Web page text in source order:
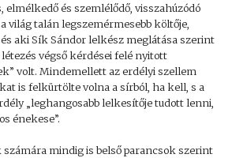
elmélkedő és szemlélődő, visszahúzódó
világ talán legszemérmesebb költője,
aki Sík Sándor lelkész meglátása szerint
végső kérdései felé nyitott
volt. Mindemellett az erdélyi szellem
is felkürtölte volna a sírból, ha kell, s a
„leghangosabb lelkesítője tudott lenni,
énekese”.
mindig is belső parancsok szerint